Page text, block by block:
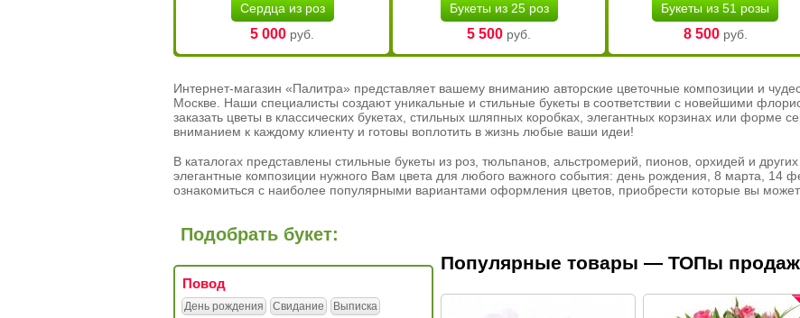
Сердца из роз
5 000 руб.
Букеты из 25 роз
5 500 руб.
Букеты из 51 розы
8 500руб.
Интернет-магазин «Палитра» представляет вашему вниманию авторские цветочные композиции и
Москве. Наши специалисты создают уникальные и стильные букеты в соответствии с новейшими
заказать цветы в классических букетах, стильных шляпных коробках, элегантных корзинах или
вниманием к каждому клиенту и готовы воплотить в жизнь любые ваши идеи!
В каталогах представлены стильные букеты из роз, тюльпанов, альстромерий, пионов, орхидей и
элегантные композиции нужного Вам цвета для любого важного события: день рождения, 8 марта, 14
ознакомиться с наиболее популярными вариантами оформления цветов, приобрести которые вы
Подобрать букет:
Повод
День рождения Свидание
Выписка
Популярные товары — ТОПы продаж